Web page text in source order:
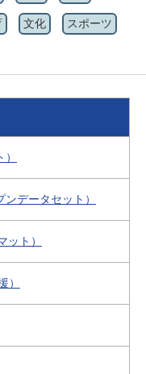
文化 スポーツ
データセット）
ト）
）